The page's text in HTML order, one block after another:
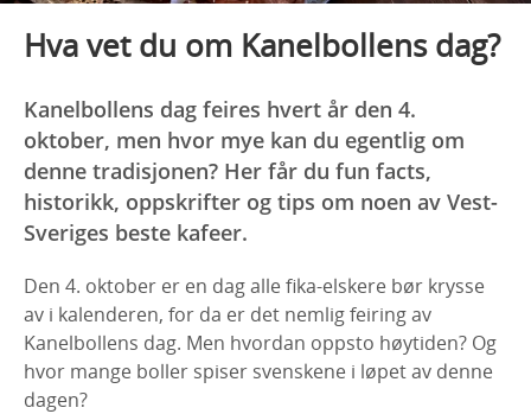
Hva vet du om Kanelbollens dag?
Kanelbollens dag feires hvert år den 4.
oktober, men hvor mye kan du egentlig om
denne tradisjonen? Her får du fun facts,
historikk, oppskrifter og tips om noen av Vest-
Sveriges beste kafeer.
Den 4. oktober er en dag alle fika-elskere bør krysse
av i kalenderen, for da er det nemlig feiring av
Kanelbollens dag. Men hvordan oppsto høytiden? Og
hvor mange boller spiser svenskene i løpet av denne
dagen?